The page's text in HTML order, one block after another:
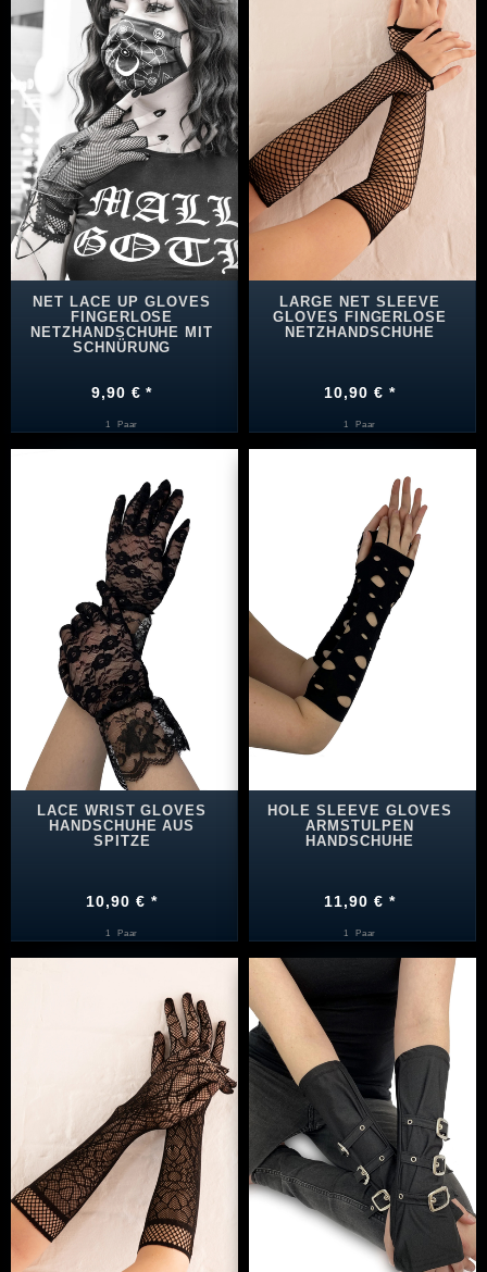
NET LACE UP GLOVES
FINGERLOSE
NETZHANDSCHUHE MIT
SCHNÜRUNG
9,90 € *
1 Paar
LARGE NET SLEEVE
GLOVES FINGERLOSE
NETZHANDSCHUHE
10,90 € *
1 Paar
LACE WRIST GLOVES
HANDSCHUHE AUS
SPITZE
10,90 € *
1 Paar
HOLE SLEEVE GLOVES
ARMSTULPEN
HANDSCHUHE
11,90 € *
1 Paar